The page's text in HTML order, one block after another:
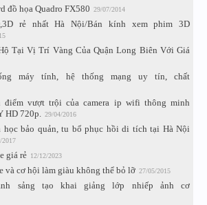
đồ họa Quadro FX580 29/07/2014
rẻ nhất Hà Nội/Bán kính xem phim 3D
Tại Vị Trí Vàng Của Quận Long Biên Với Giá
máy tính, hệ thống mạng uy tín, chất
điểm vượt trội của camera ip wifi thông minh
HD 720p. 29/04/2016
học bảo quản, tu bổ phục hồi di tích tại Hà Nội
2017
giá rẻ 12/12/2023
và cơ hội làm giàu không thể bỏ lỡ 27/05/2015
sảng tạo khai giảng lớp nhiếp ảnh cơ